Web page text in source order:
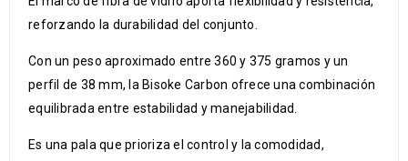
reforzando la durabilidad del conjunto.
Con un peso aproximado entre 360 y 375 gramos y un
perfil de 38 mm, la Bisoke Carbon ofrece una combinación
equilibrada entre estabilidad y manejabilidad.
Es una pala que prioriza el control y la comodidad,